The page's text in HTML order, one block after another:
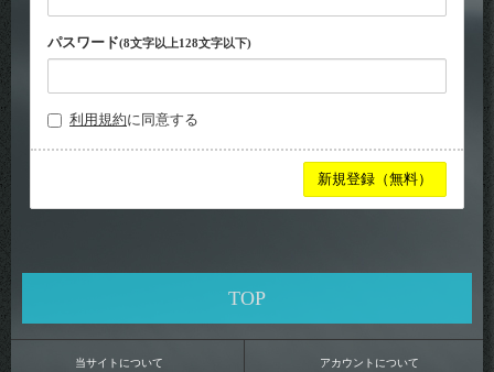
パスワード(8文字以上128文字以下)
利用規約に同意する
TOP
当サイトについて アカウントについて